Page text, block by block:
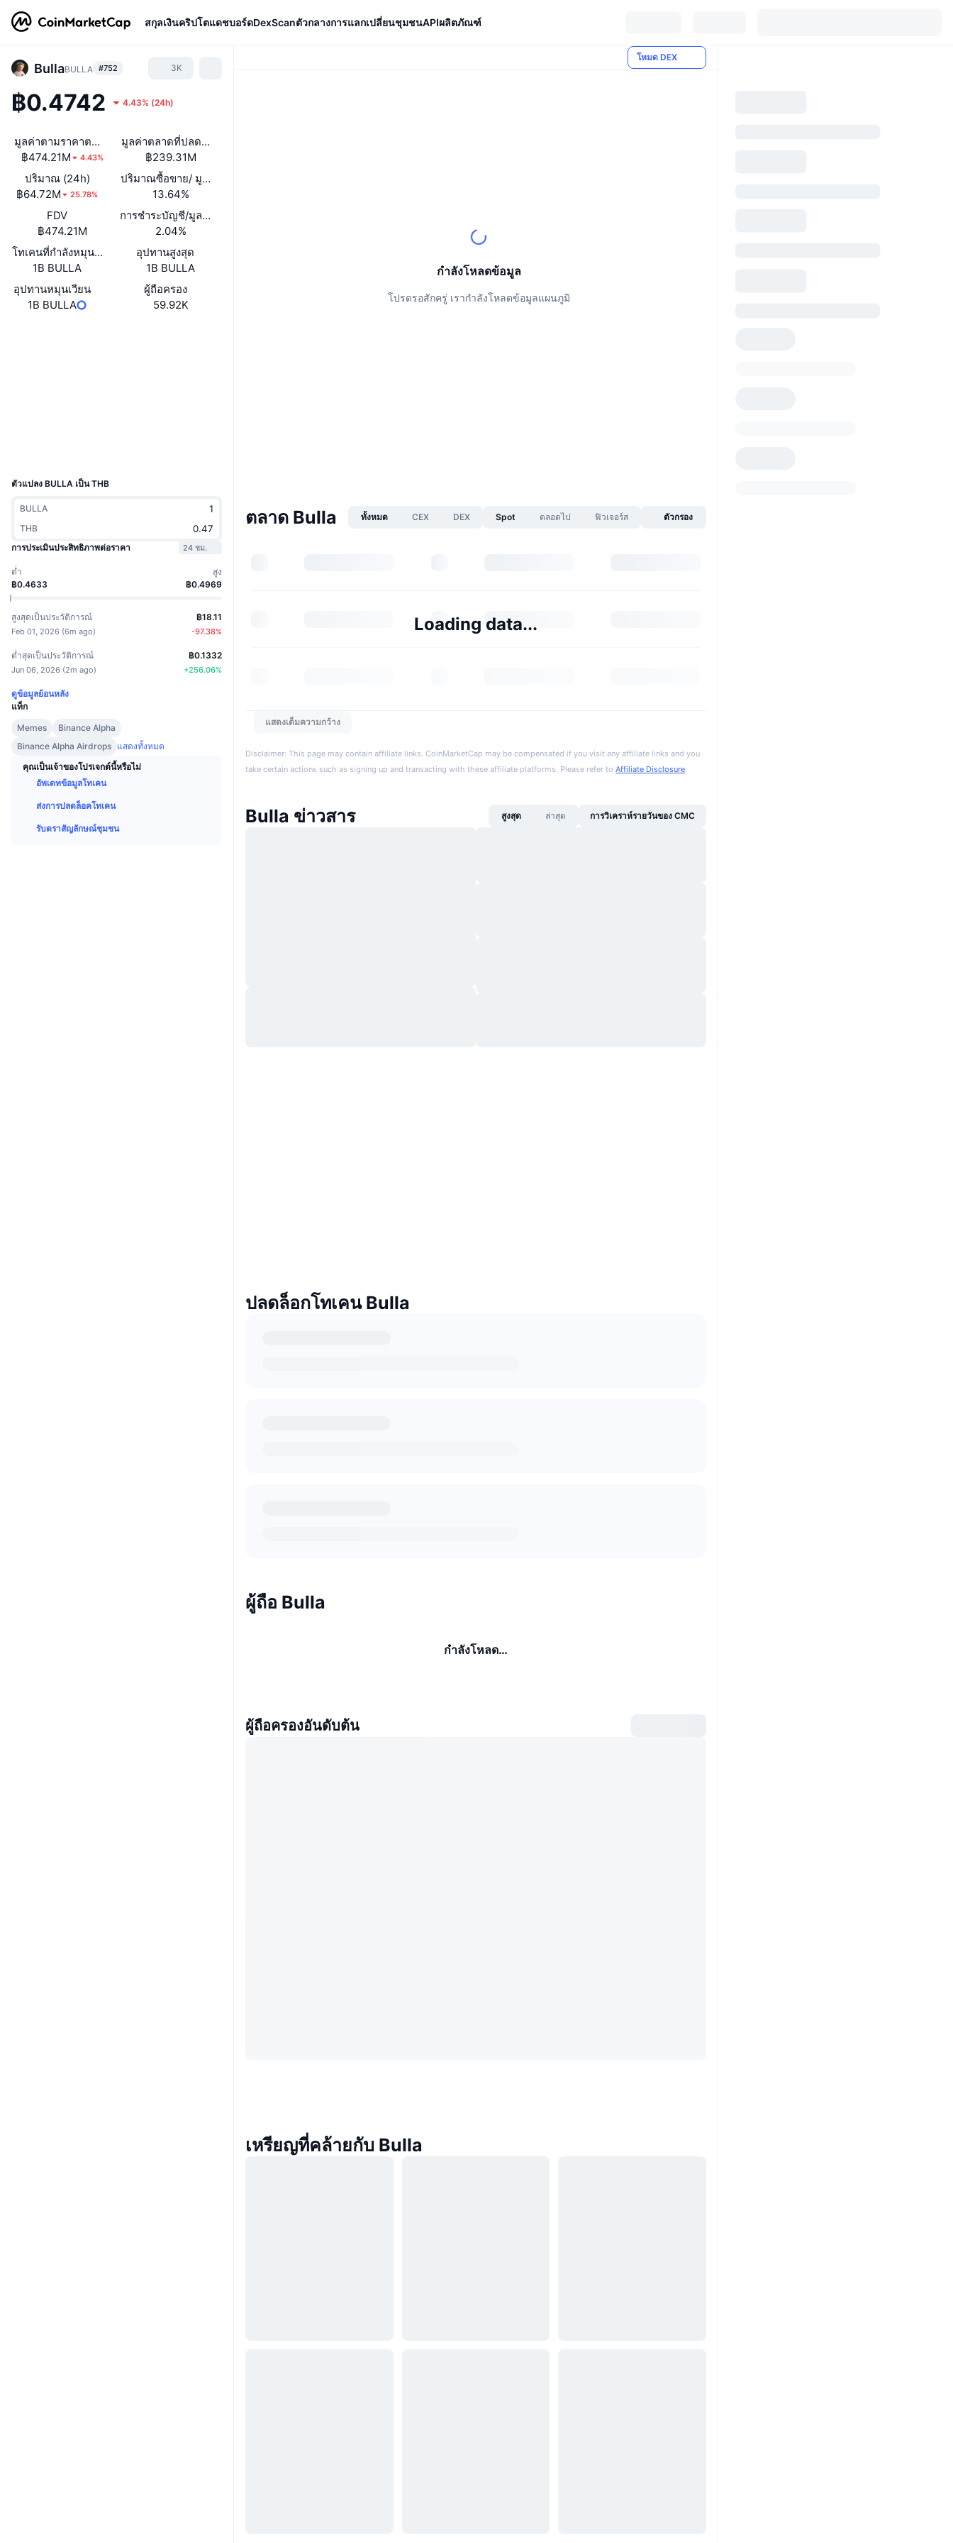
สกุลเงินคริปโตแดชบอร์ดDexScanตัวกลางการแลกเปลี่ยนชุมชนAPIผลิตภัณฑ์
BullaBULLA #752 3K
฿0.4742 4.43% (24h)
มูลค่าตามราคาตลาด
฿474.21M
4.43%
มูลค่าตลาดที่ปลดล็อกแล้ว
฿239.31M
ปริมาณ (24h)
฿64.72M
25.78%
ปริมาณซื้อขาย/ มูลค่าหลักทรัพย์ตามราคาตลาด (24 ชม.)
13.64%
FDV
฿474.21M
การชำระบัญชี/มูลค่าตลาด
2.04%
โทเคนที่กำลังหมุนเวียนหรือถูกล็อค
1B BULLA
อุปทานสูงสุด
1B BULLA
อุปทานหมุนเวียน
1B BULLA
ผู้ถือครอง
59.92K
ตัวแปลง BULLA เป็น THB
BULLA
THB
การประเมินประสิทธิภาพต่อราคา
24 ชม.
ต่ำ
฿0.4633
สูง
฿0.4969
สูงสุดเป็นประวัติการณ์
Feb 01, 2026 (6m ago)
฿18.11
-97.38%
ต่ำสุดเป็นประวัติการณ์
Jun 06, 2026 (2m ago)
฿0.1332
+256.06%
ดูข้อมูลย้อนหลัง
แท็ก
Memes
Binance Alpha
Binance Alpha Airdrops แสดงทั้งหมด
คุณเป็นเจ้าของโปรเจกต์นี้หรือไม่
อัพเดทข้อมูลโทเคน
ส่งการปลดล็อคโทเคน
รับตราสัญลักษณ์ชุมชน
โหมด DEX
กำลังโหลดข้อมูล
โปรดรอสักครู่ เรากำลังโหลดข้อมูลแผนภูมิ
ตลาด Bulla ทั้งหมด CEX DEX Spot ตลอดไป ฟิวเจอร์ส ตัวกรอง
Loading data...
แสดงเต็มความกว้าง
Disclaimer: This page may contain affiliate links. CoinMarketCap may be compensated if you visit any affiliate links and you
take certain actions such as signing up and transacting with these affiliate platforms. Please refer to Affiliate Disclosure.
Bulla ข่าวสาร สูงสุด ล่าสุด การวิเคราห์รายวันของ CMC
ปลดล็อกโทเคน Bulla
ผู้ถือ Bulla
กำลังโหลด…
ผู้ถือครองอันดับต้น
เหรียญที่คล้ายกับ Bulla